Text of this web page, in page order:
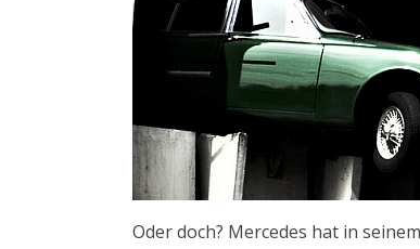
Oder doch? Mercedes hat in